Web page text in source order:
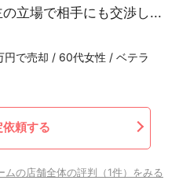
立場で相手にも交渉し...
で売却 / 60代女性 / ベテラ
頼する
ムの店舗全体の評判（1件）をみる